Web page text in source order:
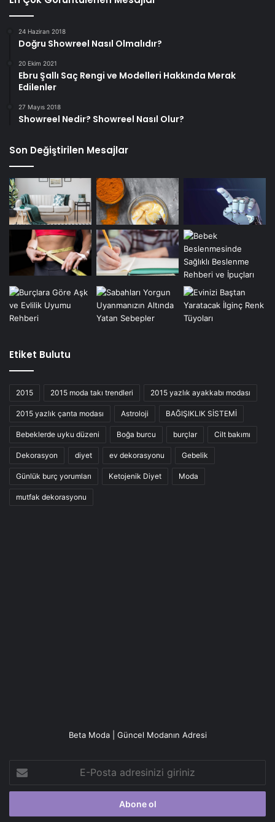
24 Haziran 2018
Doğru Showreel Nasıl Olmalıdır?
20 Ekim 2021
Ebru Şallı Saç Rengi ve Modelleri Hakkında Merak
Edilenler
27 Mayıs 2018
Showreel Nedir? Showreel Nasıl Olur?
Son Değiştirilen Mesajlar
Etiket Bulutu
2015 2015 moda takı trendleri 2015 yazlık ayakkabı modası
2015 yazlık çanta modası Astroloji BAĞIŞIKLIK SİSTEMİ
Bebeklerde uyku düzeni Boğa burcu burçlar Cilt bakımı
Dekorasyon diyet ev dekorasyonu Gebelik
Günlük burç yorumları Ketojenik Diyet Moda
mutfak dekorasyonu
Beta Moda | Güncel Modanın Adresi
Posta
adresinizi